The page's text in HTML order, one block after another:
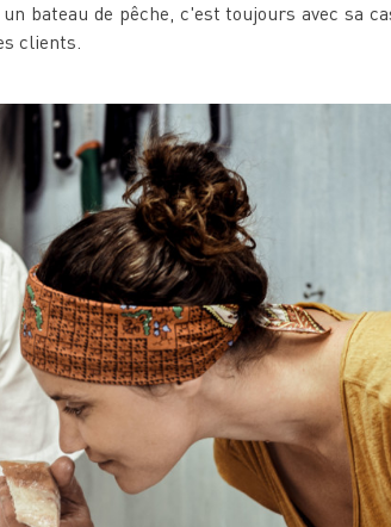
bateau de pêche, c'est toujours avec sa
clients.